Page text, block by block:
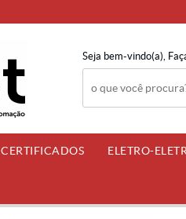
Seja bem-vindo(a),
CERTIFICADOS ELETRO-